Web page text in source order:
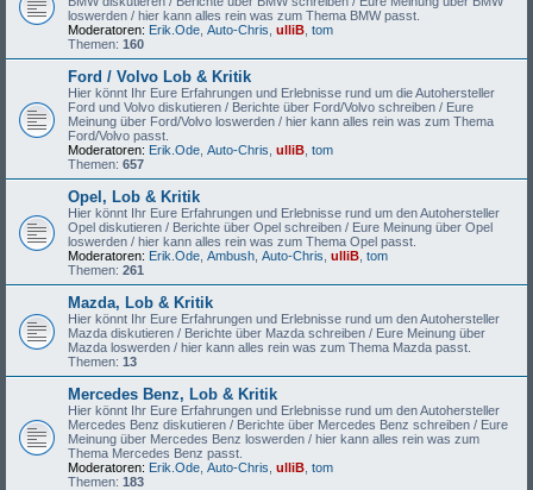
loswerden / hier kann alles rein was zum Thema BMW passt.
Moderatoren: Erik.Ode Auto-Chris ulliB tom
Themen: 160
Ford / Volvo Lob & Kritik
Hier könnt Ihr Eure Erfahrungen und Erlebnisse rund um die Autohersteller
Ford und Volvo diskutieren / Berichte über Ford/Volvo schreiben / Eure
Meinung über Ford/Volvo loswerden / hier kann alles rein was zum Thema
Ford/Volvo passt.
Moderatoren: Erik.Ode Auto-Chris ulliB tom
Themen: 657
Opel, Lob & Kritik
Hier könnt Ihr Eure Erfahrungen und Erlebnisse rund um den Autohersteller
Opel diskutieren / Berichte über Opel schreiben / Eure Meinung über Opel
loswerden / hier kann alles rein was zum Thema Opel passt.
Moderatoren: Erik.Ode Ambush Auto-Chris ulliB tom
Themen: 261
Mazda, Lob & Kritik
Hier könnt Ihr Eure Erfahrungen und Erlebnisse rund um den Autohersteller
Mazda diskutieren / Berichte über Mazda schreiben / Eure Meinung über
Mazda loswerden / hier kann alles rein was zum Thema Mazda passt.
Themen: 13
Mercedes Benz, Lob & Kritik
Hier könnt Ihr Eure Erfahrungen und Erlebnisse rund um den Autohersteller
Mercedes Benz diskutieren / Berichte über Mercedes Benz schreiben / Eure
Meinung über Mercedes Benz loswerden / hier kann alles rein was zum
Thema Mercedes Benz passt.
Moderatoren: Erik.Ode Auto-Chris ulliB tom
Themen: 183